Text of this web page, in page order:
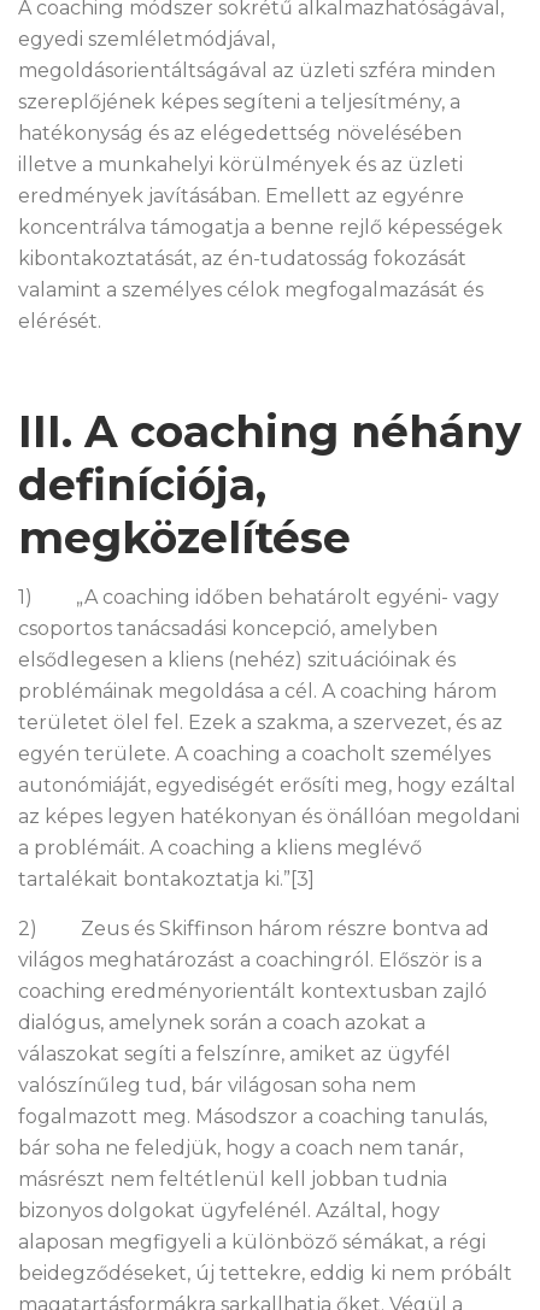
A coaching módszer sokrétű alkalmazhatóságával,
egyedi szemléletmódjával,
megoldásorientáltságával az üzleti szféra minden
szereplőjének képes segíteni a teljesítmény, a
hatékonyság és az elégedettség növelésében
illetve a munkahelyi körülmények és az üzleti
eredmények javításában. Emellett az egyénre
koncentrálva támogatja a benne rejlő képességek
kibontakoztatását, az én-tudatosság fokozását
valamint a személyes célok megfogalmazását és
elérését.
III. A coaching néhány
definíciója,
megközelítése
1) „A coaching időben behatárolt egyéni- vagy
csoportos tanácsadási koncepció, amelyben
elsődlegesen a kliens (nehéz) szituációinak és
problémáinak megoldása a cél. A coaching három
területet ölel fel. Ezek a szakma, a szervezet, és az
egyén területe. A coaching a coacholt személyes
autonómiáját, egyediségét erősíti meg, hogy ezáltal
az képes legyen hatékonyan és önállóan megoldani
a problémáit. A coaching a kliens meglévő
tartalékait bontakoztatja ki.”[3]
2) Zeus és Skiffinson három részre bontva ad
világos meghatározást a coachingról. Először is a
coaching eredményorientált kontextusban zajló
dialógus, amelynek során a coach azokat a
válaszokat segíti a felszínre, amiket az ügyfél
valószínűleg tud, bár világosan soha nem
fogalmazott meg. Másodszor a coaching tanulás,
bár soha ne feledjük, hogy a coach nem tanár,
másrészt nem feltétlenül kell jobban tudnia
bizonyos dolgokat ügyfelénél. Azáltal, hogy
alaposan megfigyeli a különböző sémákat, a régi
beidegződéseket, új tettekre, eddig ki nem próbált
magatartásformákra sarkallhatja őket. Végül a